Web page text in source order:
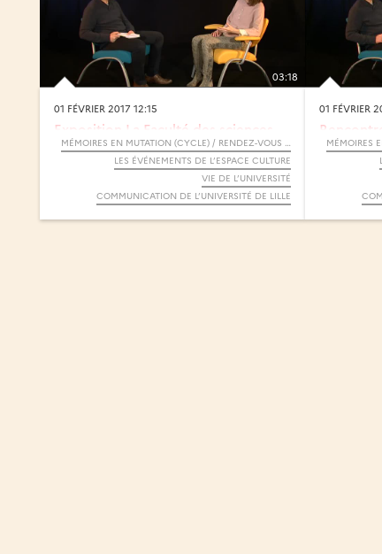
03:18
01 FÉVRIER 2017 12:15
Exposition La Faculté des sciences
de Lille pendant la 1ère...
MÉMOIRES EN MUTATION (CYCLE) / RENDEZ-VOUS D’ARCHIMÈDE
LES ÉVÉNEMENTS DE L’ESPACE CULTURE
VIE DE L’UNIVERSITÉ
COMMUNICATION DE L’UNIVERSITÉ DE LILLE
01 FÉVRIER
Braun